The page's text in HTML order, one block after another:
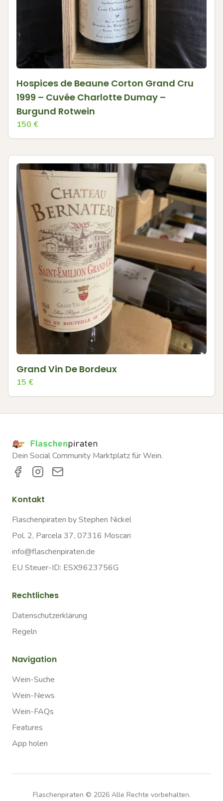
Hospices de Beaune Corton Grand Cru
1999 – Cuvée Charlotte Dumay –
Burgund Rotwein
150 €
Grand Vin De Bordeux
15 €
Dein Social Community Marktplatz für Wein.
Kontakt
Flaschenpiraten by Stephen Nickel
Pol. 2, Parcela 37, 07316 Moscari
info@flaschenpiraten.de
EU Steuer-ID: ESX9623756G
Rechtliches
Datenschutzerklärung
Regeln
Navigation
Wein-Suche
Wein-News
Wein-FAQs
Features
App holen
Flaschenpiraten © 2026Alle Rechte vorbehalten.